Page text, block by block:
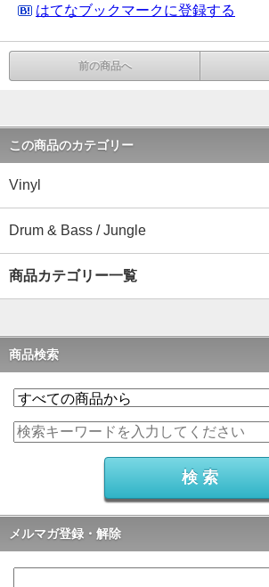
はてなブックマークに登録する
前の商品へ
この商品のカテゴリー
Vinyl
Drum & Bass / Jungle
商品カテゴリー一覧
商品検索
メルマガ登録・解除